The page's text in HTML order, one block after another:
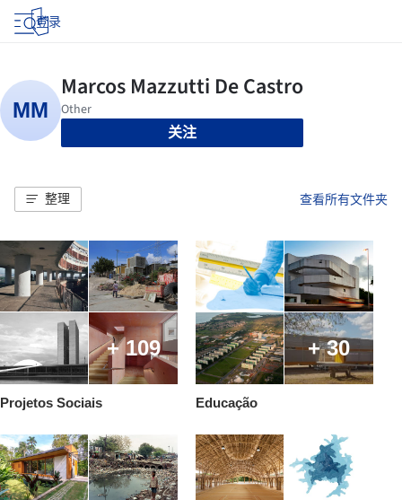
登录
关注
整理 查看所有文件夹
+ 109
Projetos Sociais
+ 30
Educação